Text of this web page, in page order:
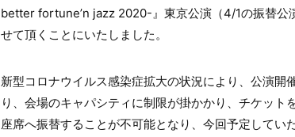
better fortune’n jazz 2020-』東京公演（4/1の振替公
せて頂くことにいたしました。
新型コロナウイルス感染症拡大の状況により、公演開
り、会場のキャパシティに制限が掛かかり、チケット
座席へ振替することが不可能となり、今回予定してい